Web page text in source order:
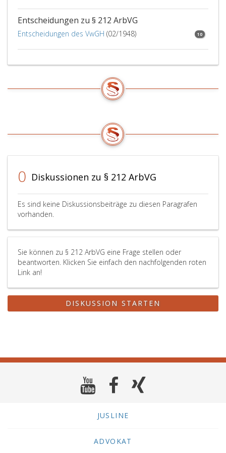
dem
zuständigen
Organ
Europäischen
werden
kann.
oder
Verwaltungsrates
der
Europäischen
Gesellschaft
abzulehnen.
Entscheidungen zu § 212 ArbVG
Entscheidungen des VwGH (02/1948) 10
0 Diskussionen zu § 212 ArbVG
Es sind keine Diskussionsbeiträge zu diesen Paragrafen
vorhanden.
Sie können zu § 212 ArbVG eine Frage stellen oder
beantworten. Klicken Sie einfach den nachfolgenden roten
Link an!
DISKUSSION STARTEN
JUSLINE
ADVOKAT